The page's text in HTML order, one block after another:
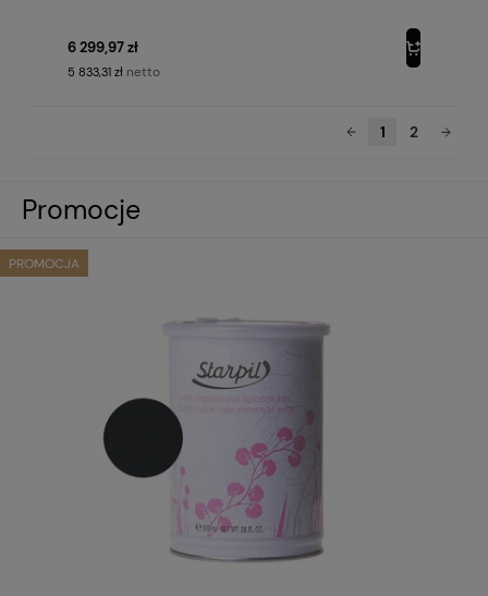
6 299,97 zł
5 833,31 zł netto
1 2
Promocje
PROMOCJA